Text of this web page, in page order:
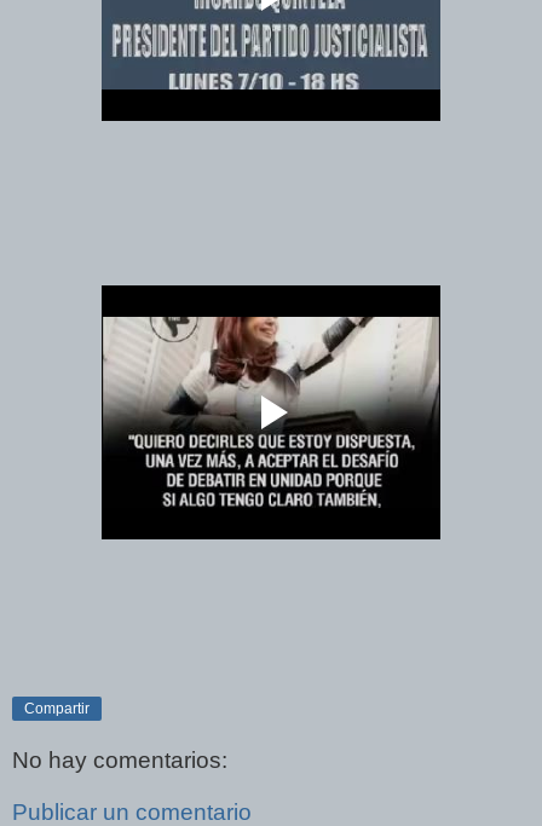
Compartir
No hay comentarios:
Publicar un comentario